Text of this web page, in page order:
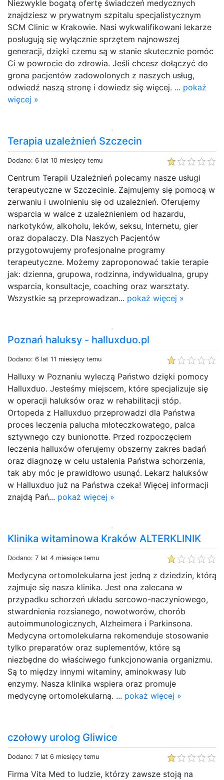
Niezwykle bogatą ofertę świadczeń medycznych
znajdziesz w prywatnym szpitalu specjalistycznym
SCM Clinic w Krakowie. Nasi wykwalifikowani lekarze
posługują się wyłącznie sprzętem najnowszej
generacji, dzięki czemu są w stanie skutecznie pomóc
Ci w powrocie do zdrowia. Jeśli chcesz dołączyć do
grona pacjentów zadowolonych z naszych usług,
odwiedź naszą stronę i dowiedz się więcej. ... pokaż
więcej »
Terapia uzależnień Szczecin
Dodano: 6 lat 10 miesięcy temu
Centrum Terapii Uzależnień polecamy nasze usługi
terapeutyczne w Szczecinie. Zajmujemy się pomocą w
zerwaniu i uwolnieniu się od uzależnień. Oferujemy
wsparcia w walce z uzależnieniem od hazardu,
narkotyków, alkoholu, leków, seksu, Internetu, gier
oraz dopalaczy. Dla Naszych Pacjentów
przygotowujemy profesjonalne programy
terapeutyczne. Możemy zaproponować takie terapie
jak: dzienna, grupowa, rodzinna, indywidualna, grupy
wsparcia, konsultacje, coaching oraz warsztaty.
Wszystkie są przeprowadzan... pokaż więcej »
Poznań haluksy - halluxduo.pl
Dodano: 6 lat 11 miesięcy temu
Halluxy w Poznaniu wyleczą Państwo dzięki pomocy
Halluxduo. Jesteśmy miejscem, które specjalizuje się
w operacji haluksów oraz w rehabilitacji stóp.
Ortopeda z Halluxduo przeprowadzi dla Państwa
proces leczenia palucha młoteczkowatego, palca
sztywnego czy bunionotte. Przed rozpoczęciem
leczenia halluxów oferujemy obszerny zakres badań
oraz diagnozę w celu ustalenia Państwa schorzenia,
tak aby móc je prawidłowo usunąć. Lekarz haluksów
w Halluxduo już na Państwa czeka! Więcej informacji
znajdą Pań... pokaż więcej »
Klinika witaminowa Kraków ALTERKLINIK
Dodano: 7 lat 4 miesiące temu
Medycyna ortomolekularna jest jedną z dziedzin, którą
zajmuje się nasza klinika. Jest ona zalecana w
przypadku schorzeń układu sercowo-naczyniowego,
stwardnienia rozsianego, nowotworów, chorób
autoimmunologicznych, Alzheimera i Parkinsona.
Medycyna ortomolekularna rekomenduje stosowanie
tylko preparatów oraz suplementów, które są
niezbędne do właściwego funkcjonowania organizmu.
Są to między innymi witaminy, aminokwasy lub
enzymy. Nasza klinika wspiera oraz promuje
medycynę ortomolekularną. ... pokaż więcej »
czołowy urolog Gliwice
Dodano: 7 lat 6 miesięcy temu
Firma Vita Med to ludzie, którzy zawsze stoją na